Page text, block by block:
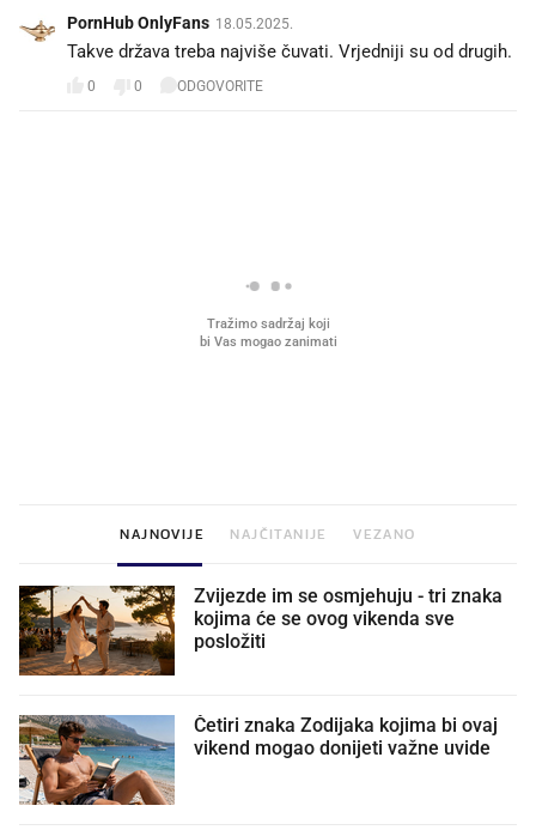
PornHub OnlyFans 18.05.2025.
Takve država treba najviše čuvati. Vrjedniji su od drugih.
0 0 ODGOVORITE
NAJNOVIJE NAJČITANIJE VEZANO
Zvijezde im se osmjehuju - tri znaka
kojima će se ovog vikenda sve
posložiti
Četiri znaka Zodijaka kojima bi ovaj
vikend mogao donijeti važne uvide